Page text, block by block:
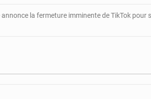
annonce la fermeture imminente de TikTok pour